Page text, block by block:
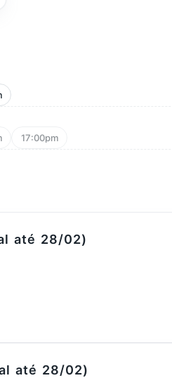
17:00pm
até 28/02)
até 28/02)